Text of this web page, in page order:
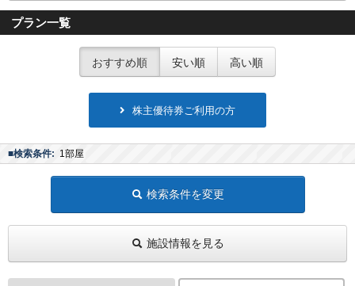
プラン一覧
おすすめ順 安い順 高い順
株主優待券ご利用の方
■検索条件: 1部屋
検索条件を変更
施設情報を見る